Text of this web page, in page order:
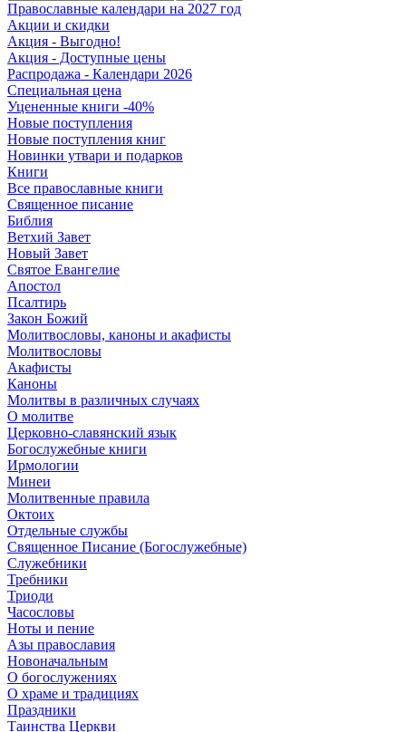
Православные календари на 2027 год
Акции и скидки
Акция - Выгодно!
Акция - Доступные цены
Распродажа - Календари 2026
Специальная цена
Уцененные книги -40%
Новые поступления
Новые поступления книг
Новинки утвари и подарков
Книги
Все православные книги
Священное писание
Библия
Ветхий Завет
Новый Завет
Святое Евангелие
Апостол
Псалтирь
Закон Божий
Молитвословы, каноны и акафисты
Молитвословы
Акафисты
Каноны
Молитвы в различных случаях
О молитве
Церковно-славянский язык
Богослужебные книги
Ирмологии
Минеи
Молитвенные правила
Октоих
Отдельные службы
Священное Писание (Богослужебные)
Служебники
Требники
Триоди
Часословы
Ноты и пение
Азы православия
Новоначальным
О богослужениях
О храме и традициях
Праздники
Таинства Церкви